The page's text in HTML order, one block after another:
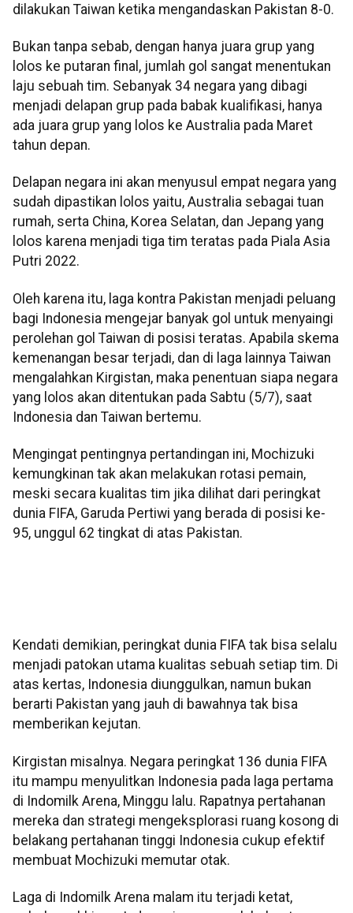
dilakukan Taiwan ketika mengandaskan Pakistan 8-0.
Bukan tanpa sebab, dengan hanya juara grup yang
lolos ke putaran final, jumlah gol sangat menentukan
laju sebuah tim. Sebanyak 34 negara yang dibagi
menjadi delapan grup pada babak kualifikasi, hanya
ada juara grup yang lolos ke Australia pada Maret
tahun depan.
Delapan negara ini akan menyusul empat negara yang
sudah dipastikan lolos yaitu, Australia sebagai tuan
rumah, serta China, Korea Selatan, dan Jepang yang
lolos karena menjadi tiga tim teratas pada Piala Asia
Putri 2022.
Oleh karena itu, laga kontra Pakistan menjadi peluang
bagi Indonesia mengejar banyak gol untuk menyaingi
perolehan gol Taiwan di posisi teratas. Apabila skema
kemenangan besar terjadi, dan di laga lainnya Taiwan
mengalahkan Kirgistan, maka penentuan siapa negara
yang lolos akan ditentukan pada Sabtu (5/7), saat
Indonesia dan Taiwan bertemu.
Mengingat pentingnya pertandingan ini, Mochizuki
kemungkinan tak akan melakukan rotasi pemain,
meski secara kualitas tim jika dilihat dari peringkat
dunia FIFA, Garuda Pertiwi yang berada di posisi ke-
95, unggul 62 tingkat di atas Pakistan.
Kendati demikian, peringkat dunia FIFA tak bisa selalu
menjadi patokan utama kualitas sebuah setiap tim. Di
atas kertas, Indonesia diunggulkan, namun bukan
berarti Pakistan yang jauh di bawahnya tak bisa
memberikan kejutan.
Kirgistan misalnya. Negara peringkat 136 dunia FIFA
itu mampu menyulitkan Indonesia pada laga pertama
di Indomilk Arena, Minggu lalu. Rapatnya pertahanan
mereka dan strategi mengeksplorasi ruang kosong di
belakang pertahanan tinggi Indonesia cukup efektif
membuat Mochizuki memutar otak.
Laga di Indomilk Arena malam itu terjadi ketat,